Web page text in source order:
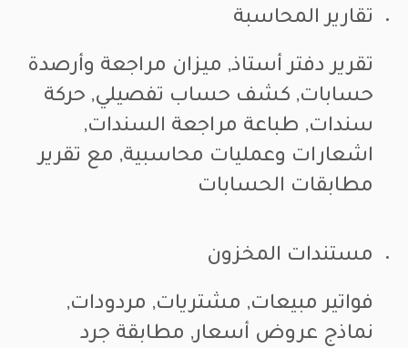
تقارير المحاسبة
تقرير دفتر أستاذ, ميزان مراجعة وأرصدة
حسابات, كشف حساب تفصيلي, حركة
سندات, طباعة مراجعة السندات,
اشعارات وعمليات محاسبية, مع تقرير
مطابقات الحسابات
مستندات المخزون
فواتير مبيعات, مشتريات, مردودات,
نماذج عروض أسعار, مطابقة جرد